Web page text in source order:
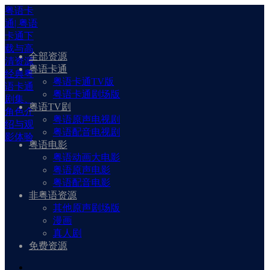
粤语卡
通| 粤语
卡通下
载与高
清资源
经典粤
语卡通
剧集、
角色介
绍与观
影体验
全部资源
粤语卡通
粤语卡通TV版
粤语卡通剧场版
粤语TV剧
粤语原声电视剧
粤语配音电视剧
粤语电影
粤语动画大电影
粤语原声电影
粤语配音电影
非粤语资源
其他原声剧场版
漫画
真人剧
免费资源